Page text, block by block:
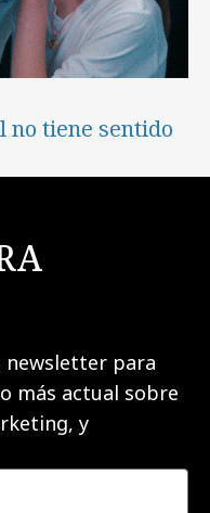
no tiene sentido
newsletter para
más actual sobre
y